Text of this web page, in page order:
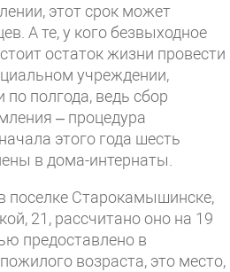
этот срок может
А те, у кого безвыходное
остаток жизни провести
учреждении,
по полгода, ведь сбор
– процедура
этого года шесть
в дома-интернаты.
поселке Старокамышинске,
21, рассчитано оно на 19
предоставлено в
возраста, это место,